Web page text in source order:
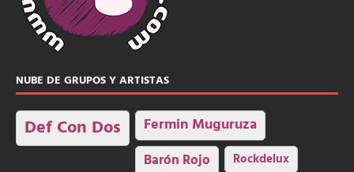
NUBE DE GRUPOS Y ARTISTAS
Def Con Dos Fermin Muguruza
Barón Rojo Rockdelux